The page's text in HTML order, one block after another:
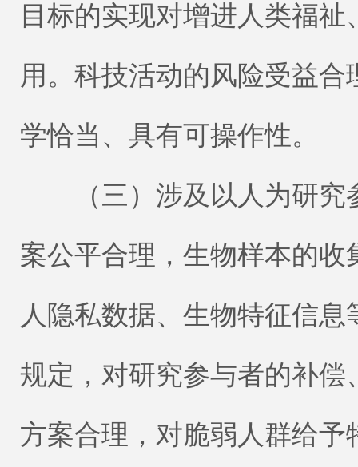
目标的实现对增进人类福
用。科技活动的风险受益
学恰当、具有可操作性。
（三）涉及以人为研究
案公平合理，生物样本的
人隐私数据、生物特征信
规定，对研究参与者的补
方案合理，对脆弱人群给